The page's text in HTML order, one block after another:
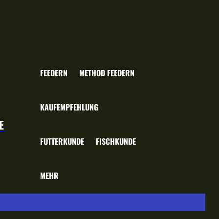
FEEDERN METHOD FEEDERN
KAUFEMPFEHLUNG
FUTTERKUNDE FISCHKUNDE
MEHR